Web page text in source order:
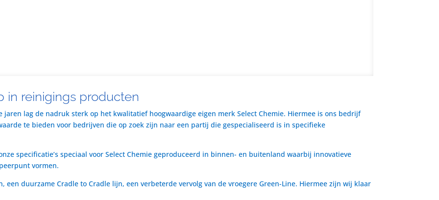
in reinigings producten
jaren lag de nadruk sterk op het kwalitatief hoogwaardige eigen merk Select Chemie. Hiermee is ons bedrijf
te bieden voor bedrijven die op zoek zijn naar een partij die gespecialiseerd is in specifieke
specificatie’s speciaal voor Select Chemie geproduceerd in binnen- en buitenland waarbij innovatieve
vormen.
een duurzame Cradle to Cradle lijn, een verbeterde vervolg van de vroegere Green-Line. Hiermee zijn wij klaar